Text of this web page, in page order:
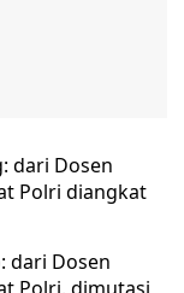
dari Dosen
Polri diangkat
dari Dosen